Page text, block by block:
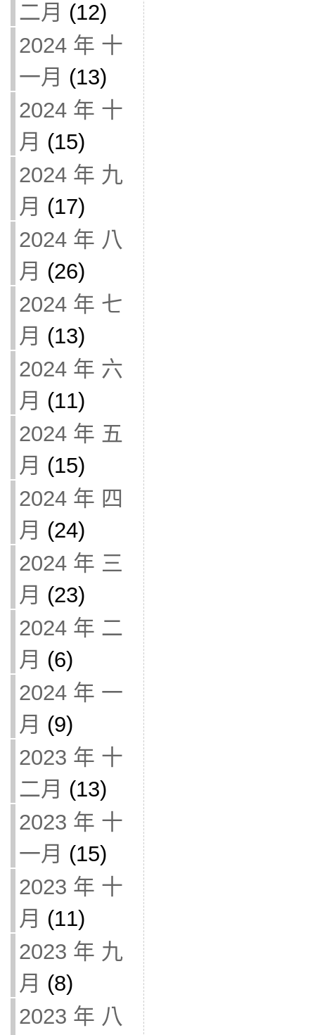
二月 (12)
2024 年 十
一月 (13)
2024 年 十
月 (15)
2024 年 九
月 (17)
2024 年 八
月 (26)
2024 年 七
月 (13)
2024 年 六
月 (11)
2024 年 五
月 (15)
2024 年 四
月 (24)
2024 年 三
月 (23)
2024 年 二
月 (6)
2024 年 一
月 (9)
2023 年 十
二月 (13)
2023 年 十
一月 (15)
2023 年 十
月 (11)
2023 年 九
月 (8)
2023 年 八